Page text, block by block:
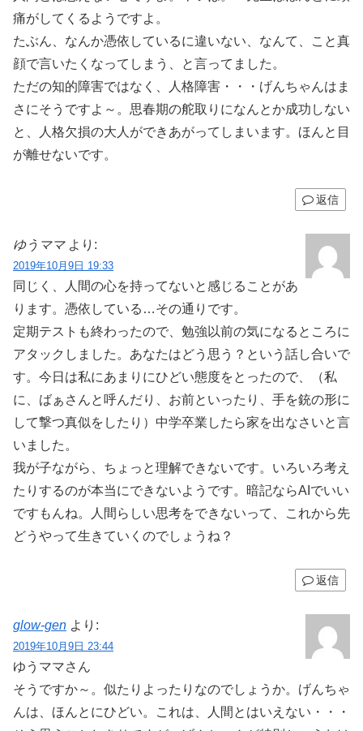
痛がしてくるようですよ。
たぶん、なんか憑依しているに違いない、なんて、こと真
顔で言いたくなってしまう、と言ってました。
ただの知的障害ではなく、人格障害・・・げんちゃんはま
さにそうですよ～。思春期の舵取りになんとか成功しない
と、人格欠損の大人ができあがってしまいます。ほんと目
が離せないです。
返信
ゆうママ より:
2019年10月9日 19:33
同じく、人間の心を持ってないと感じることがあ
ります。憑依している…その通りです。
定期テストも終わったので、勉強以前の気になるところに
アタックしました。あなたはどう思う？という話し合いで
す。今日は私にあまりにひどい態度をとったので、（私
に、ばぁさんと呼んだり、お前といったり、手を銃の形に
して撃つ真似をしたり）中学卒業したら家を出なさいと言
いました。
我が子ながら、ちょっと理解できないです。いろいろ考え
たりするのが本当にできないようです。暗記ならAIでいい
ですもんね。人間らしい思考をできないって、これから先
どうやって生きていくのでしょうね？
返信
glow-gen より:
2019年10月9日 23:44
ゆうママさん
そうですか～。似たりよったりなのでしょうか。げんちゃ
んは、ほんとにひどい。これは、人間とはいえない・・・